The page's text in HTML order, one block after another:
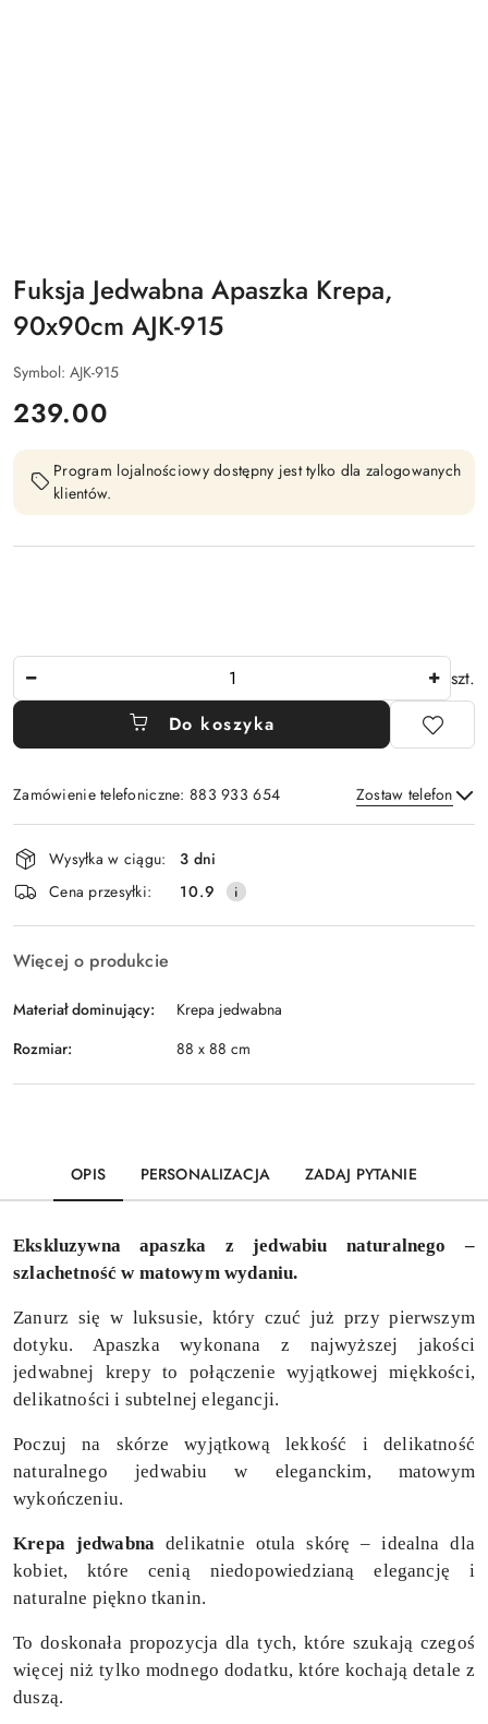
Fuksja Jedwabna Apaszka Krepa,
90x90cm AJK-915
Symbol: AJK-915
cena:
239.00
Program lojalnościowy dostępny jest tylko dla zalogowanych
klientów.
szt.
Do koszyka
Zamówienie telefoniczne: 883 933 654 Zostaw telefon
Wyślij
Dostępność
i
dostawa
Wysyłka w ciągu:
3 dni
Cena przesyłki:
10.9
Więcej o produkcie
Materiał dominujący:
Krepa jedwabna
Rozmiar:
88 x 88 cm
OPIS PERSONALIZACJA ZADAJ PYTANIE
Ekskluzywna apaszka z jedwabiu naturalnego –
szlachetność w matowym wydaniu.
Zanurz się w luksusie, który czuć już przy pierwszym
dotyku. Apaszka wykonana z najwyższej jakości
jedwabnej krepy to połączenie wyjątkowej miękkości,
delikatności i subtelnej elegancji.
Poczuj na skórze wyjątkową lekkość i delikatność
naturalnego jedwabiu w eleganckim, matowym
wykończeniu.
Krepa jedwabnadelikatnie otula skórę – idealna dla
kobiet, które cenią niedopowiedzianą elegancję i
naturalne piękno tkanin.
To doskonała propozycja dla tych, które szukają czegoś
więcej niż tylko modnego dodatku, które kochają detale z
duszą.